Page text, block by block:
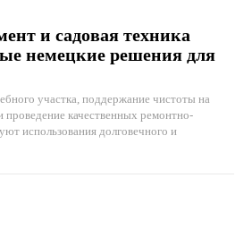
и садовая техника
немецкие решения для
участка, поддержание чистоты на
качественных ремонтно-
использования долговечного и